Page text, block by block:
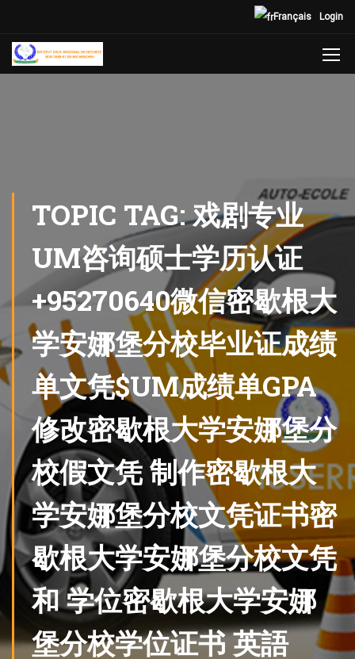
Login
Français
TOPIC TAG: 戏剧专业
UM咨询硕士学历认证
+95270640微信密歇根大
学安娜堡分校毕业证成绩
单文凭$UM成绩单GPA
修改密歇根大学安娜堡分
校假文凭 制作密歇根大
学安娜堡分校文凭证书密
歇根大学安娜堡分校文凭
和 学位密歇根大学安娜
堡分校学位证书 英語